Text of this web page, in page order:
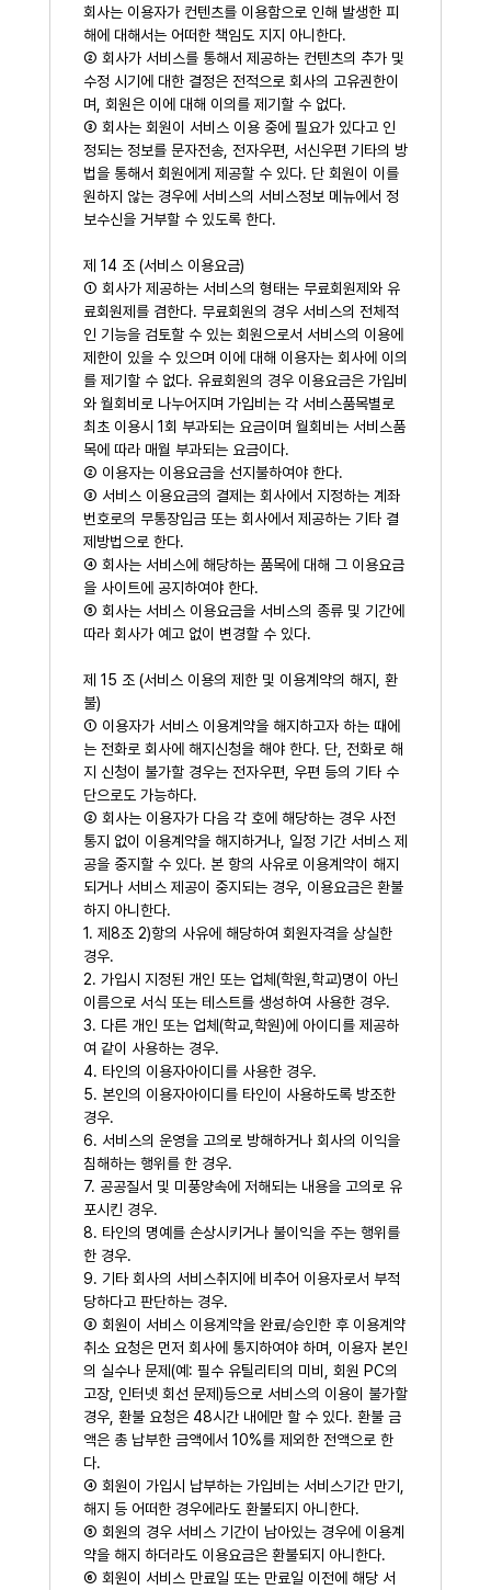
회사는 이용자가 컨텐츠를 이용함으로 인해 발생한 피
해에 대해서는 어떠한 책임도 지지 아니한다.
② 회사가 서비스를 통해서 제공하는 컨텐츠의 추가 및
수정 시기에 대한 결정은 전적으로 회사의 고유권한이
며, 회원은 이에 대해 이의를 제기할 수 없다.
③ 회사는 회원이 서비스 이용 중에 필요가 있다고 인
정되는 정보를 문자전송, 전자우편, 서신우편 기타의 방
법을 통해서 회원에게 제공할 수 있다. 단 회원이 이를
원하지 않는 경우에 서비스의 서비스정보 메뉴에서 정
보수신을 거부할 수 있도록 한다.
제 14 조 (서비스 이용요금)
① 회사가 제공하는 서비스의 형태는 무료회원제와 유
료회원제를 겸한다. 무료회원의 경우 서비스의 전체적
인 기능을 검토할 수 있는 회원으로서 서비스의 이용에
제한이 있을 수 있으며 이에 대해 이용자는 회사에 이의
를 제기할 수 없다. 유료회원의 경우 이용요금은 가입비
와 월회비로 나누어지며 가입비는 각 서비스품목별로
최초 이용시 1회 부과되는 요금이며 월회비는 서비스품
목에 따라 매월 부과되는 요금이다.
② 이용자는 이용요금을 선지불하여야 한다.
③ 서비스 이용요금의 결제는 회사에서 지정하는 계좌
번호로의 무통장입금 또는 회사에서 제공하는 기타 결
제방법으로 한다.
④ 회사는 서비스에 해당하는 품목에 대해 그 이용요금
을 사이트에 공지하여야 한다.
⑤ 회사는 서비스 이용요금을 서비스의 종류 및 기간에
따라 회사가 예고 없이 변경할 수 있다.
제 15 조 (서비스 이용의 제한 및 이용계약의 해지, 환
불)
① 이용자가 서비스 이용계약을 해지하고자 하는 때에
는 전화로 회사에 해지신청을 해야 한다. 단, 전화로 해
지 신청이 불가할 경우는 전자우편, 우편 등의 기타 수
단으로도 가능하다.
② 회사는 이용자가 다음 각 호에 해당하는 경우 사전
통지 없이 이용계약을 해지하거나, 일정 기간 서비스 제
공을 중지할 수 있다. 본 항의 사유로 이용계약이 해지
되거나 서비스 제공이 중지되는 경우, 이용요금은 환불
하지 아니한다.
1. 제8조 2)항의 사유에 해당하여 회원자격을 상실한
경우.
2. 가입시 지정된 개인 또는 업체(학원,학교)명이 아닌
이름으로 서식 또는 테스트를 생성하여 사용한 경우.
3. 다른 개인 또는 업체(학교,학원)에 아이디를 제공하
여 같이 사용하는 경우.
4. 타인의 이용자아이디를 사용한 경우.
5. 본인의 이용자아이디를 타인이 사용하도록 방조한
경우.
6. 서비스의 운영을 고의로 방해하거나 회사의 이익을
침해하는 행위를 한 경우.
7. 공공질서 및 미풍양속에 저해되는 내용을 고의로 유
포시킨 경우.
8. 타인의 명예를 손상시키거나 불이익을 주는 행위를
한 경우.
9. 기타 회사의 서비스취지에 비추어 이용자로서 부적
당하다고 판단하는 경우.
③ 회원이 서비스 이용계약을 완료/승인한 후 이용계약
취소 요청은 먼저 회사에 통지하여야 하며, 이용자 본인
의 실수나 문제(예: 필수 유틸리티의 미비, 회원 PC의
고장, 인터넷 회선 문제)등으로 서비스의 이용이 불가할
경우, 환불 요청은 48시간 내에만 할 수 있다. 환불 금
액은 총 납부한 금액에서 10%를 제외한 전액으로 한
다.
④ 회원이 가입시 납부하는 가입비는 서비스기간 만기,
해지 등 어떠한 경우에라도 환불되지 아니한다.
⑤ 회원의 경우 서비스 기간이 남아있는 경우에 이용계
약을 해지 하더라도 이용요금은 환불되지 아니한다.
⑥ 회원이 서비스 만료일 또는 만료일 이전에 해당 서